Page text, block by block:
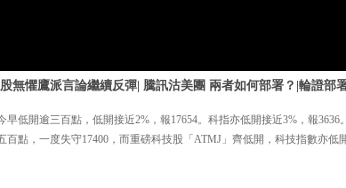
無懼鷹派言論繼續反彈| 騰訊沽美團 兩者如何部署？|輪證部
低開逾三百點，低開接近2%，報17654。科指亦低開接近3%，報3636
點，一度失守17400，而重磅科技股「ATMJ」齊低開，科技指數亦低